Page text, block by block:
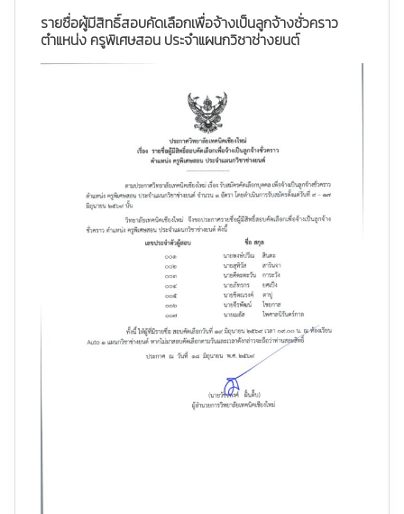
รายชื่อผู้มีสิทธิ์สอบคัดเลือกเพื่อจ้างเป็นลูกจ้างชั่วคราว
ตำแหน่ง ครูพิเศษสอน ประจำแผนกวิชาช่างยนต์